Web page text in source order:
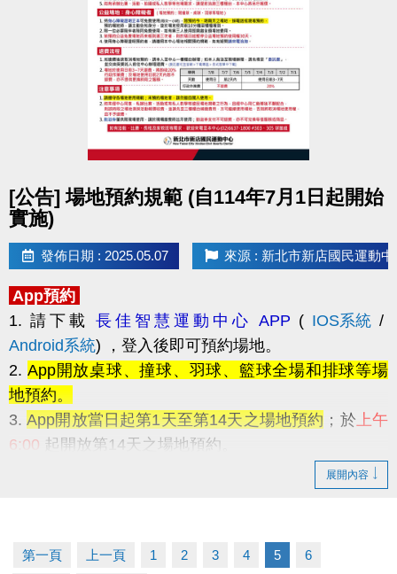
可停放在泳池無障礙通道旁的空地 - 暫放區
貴重物品請隨身攜帶或租用鑰匙式置物櫃，
[公告] 場地預約規範 (自114年7月1日起開始
實施)
發佈日期 : 2025.05.07 來源 : 新北市新店國民運動中
App預約
1. 請下載長佳智慧運動中心 APP ( IOS系統 /
Android系統)
，登入後即可預約場地。
2. App開放桌球、撞球、羽球、籃球全場和排球等場
地預約。
3.App開放當日起第1天至第14天之場地預約 ；於 上午
6:00 起開放第14天之場地預約。
7/1 當天可預約 7/1~7/14 的場地，並在 7/2 上
展開內容
第一頁 上一頁 1 2 3 4 5 6